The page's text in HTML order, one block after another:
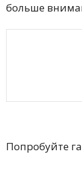
больше
Попробуйте